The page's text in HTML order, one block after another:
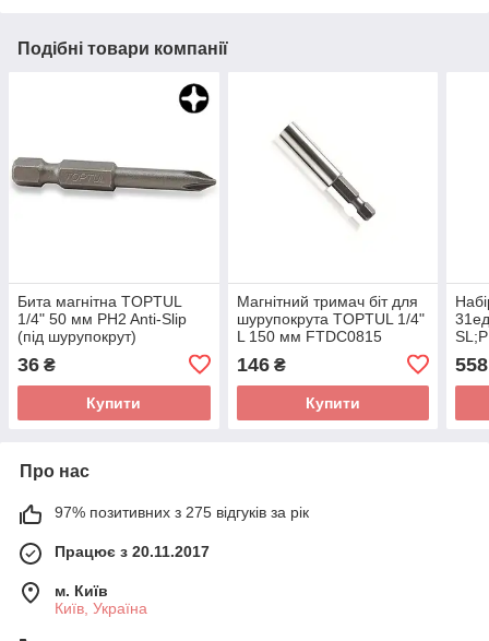
Подібні товари компанії
Бита магнітна TOPTUL
1/4" 50 мм PH2 Anti-Slip
(під шурупокрут)
36 ₴
Купити
Магнітний тримач біт для
шурупокрута TOPTUL 1/4"
L 150 мм FTDC0815
146₴
Купити
558
Про нас
97% позитивних з 275 відгуків за рік
Працює з 20.11.2017
м. Київ
Київ, Україна